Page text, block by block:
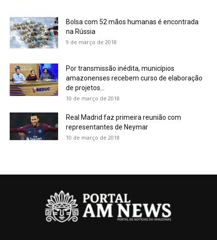
Bolsa com 52 mãos humanas é encontrada
na Rússia
9 de março de 2018
Por transmissão inédita, municípios
amazonenses recebem curso de elaboração
de projetos...
10 de março de 2018
Real Madrid faz primeira reunião com
representantes de Neymar
10 de março de 2018